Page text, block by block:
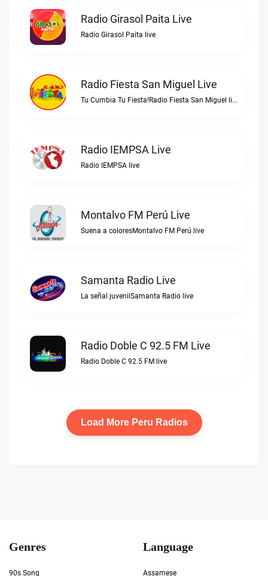
Radio Girasol Paita Live
Radio Girasol Paita live
Radio Fiesta San Miguel Live
Tu Cumbia Tu Fiesta!Radio Fiesta San Miguel live
Radio IEMPSA Live
Radio IEMPSA live
Montalvo FM Perú Live
Suena a coloresMontalvo FM Perú live
Samanta Radio Live
La señal juvenilSamanta Radio live
Radio Doble C 92.5 FM Live
Radio Doble C 92.5 FM live
Load More Peru Radios
Genres
90s Song
Language
Assamese